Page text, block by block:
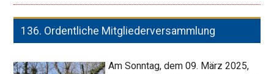
136. Ordentliche Mitgliederversammlung
Am Sonntag, dem 09. März 2025,